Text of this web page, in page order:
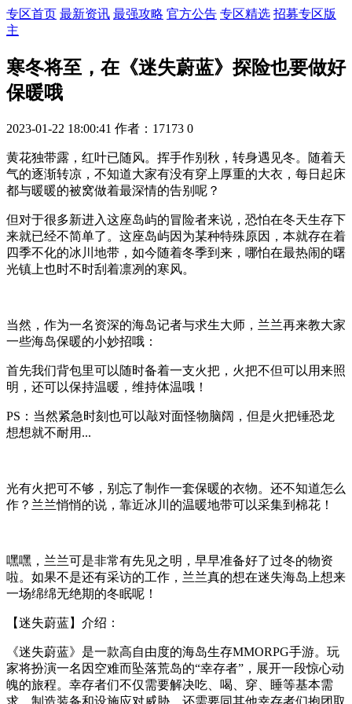
专区首页 最新资讯 最强攻略 官方公告 专区精选 招募专区版
主
寒冬将至，在《迷失蔚蓝》探险也要做好
保暖哦
2023-01-22 18:00:41 作者：17173 0
黄花独带露，红叶已随风。挥手作别秋，转身遇见冬。随着天
气的逐渐转凉，不知道大家有没有穿上厚重的大衣，每日起床
都与暖暖的被窝做着最深情的告别呢？
但对于很多新进入这座岛屿的冒险者来说，恐怕在冬天生存下
来就已经不简单了。这座岛屿因为某种特殊原因，本就存在着
四季不化的冰川地带，如今随着冬季到来，哪怕在最热闹的曙
光镇上也时不时刮着凛冽的寒风。
当然，作为一名资深的海岛记者与求生大师，兰兰再来教大家
一些海岛保暖的小妙招哦：
首先我们背包里可以随时备着一支火把，火把不但可以用来照
明，还可以保持温暖，维持体温哦！
PS：当然紧急时刻也可以敲对面怪物脑阔，但是火把锤恐龙
想想就不耐用...
光有火把可不够，别忘了制作一套保暖的衣物。还不知道怎么
作？兰兰悄悄的说，靠近冰川的温暖地带可以采集到棉花！
嘿嘿，兰兰可是非常有先见之明，早早准备好了过冬的物资
啦。如果不是还有采访的工作，兰兰真的想在迷失海岛上想来
一场绵绵无绝期的冬眠呢！
【迷失蔚蓝】介绍：
《迷失蔚蓝》是一款高自由度的海岛生存MMORPG手游。玩
家将扮演一名因空难而坠落荒岛的“幸存者”，展开一段惊心动
魄的旅程。幸存者们不仅需要解决吃、喝、穿、睡等基本需
求，制造装备和设施应对威胁，还需要同其他幸存者们抱团取